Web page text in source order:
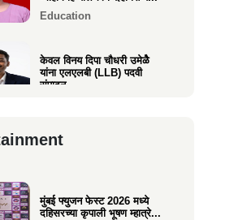
Education
केवल विनय दिपा चौधरी उमेळेै
यांना एलएलबी (LLB) पदवी
संपादन
आगाशीच्या डॉ. सौ. स्नेहल निनाद
मुंबई फ्युजन फेस्ट 2026 मध्ये
दहिसरच्या कृपाली भूषण म्हात्रे...